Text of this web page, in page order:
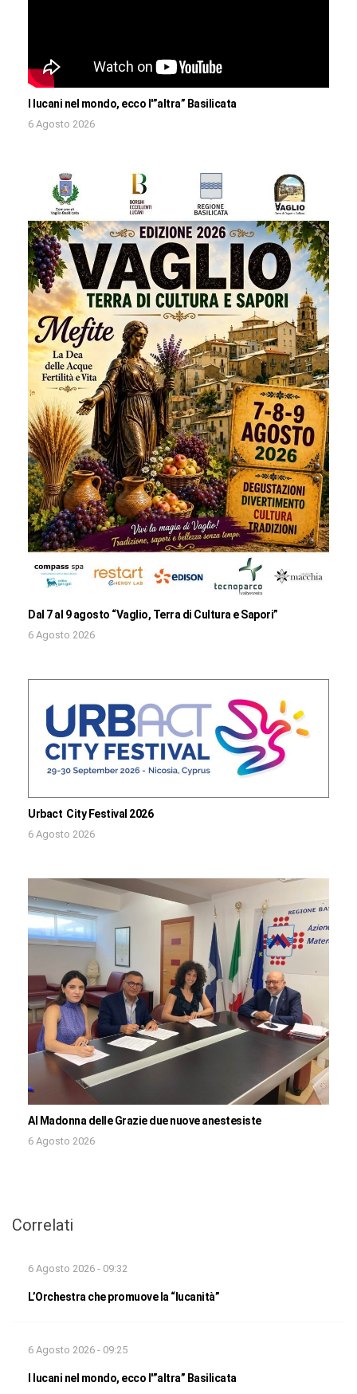
I lucani nel mondo, ecco l'”altra” Basilicata
6 Agosto 2026
Dal 7 al 9 agosto “Vaglio, Terra di Cultura e Sapori”
6 Agosto 2026
Urbact City Festival 2026
6 Agosto 2026
Al Madonna delle Grazie due nuove anestesiste
6 Agosto 2026
Correlati
6 Agosto 2026 - 09:32
L’Orchestra che promuove la “lucanità”
6 Agosto 2026 - 09:25
I lucani nel mondo, ecco l'”altra” Basilicata